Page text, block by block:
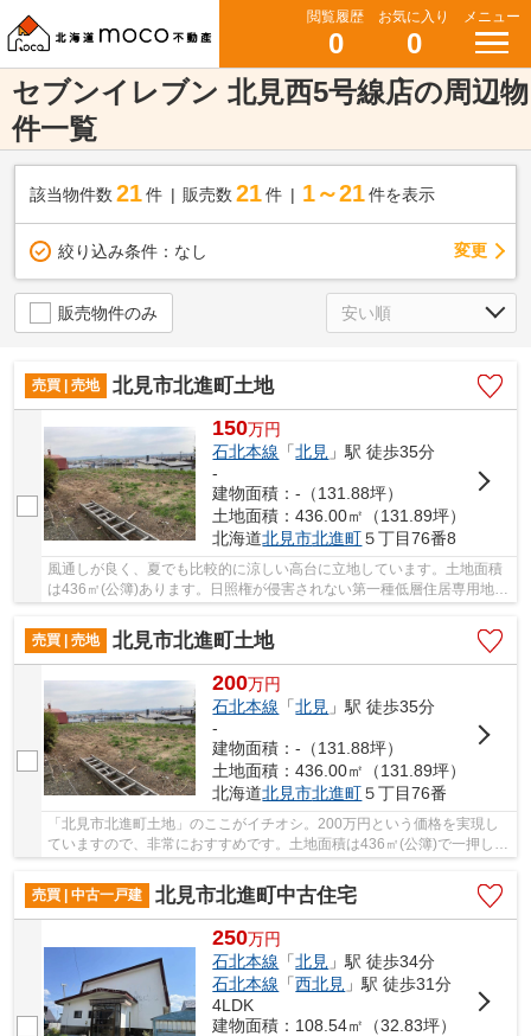
閲覧履歴
0
お気に入り
0
メニュー
セブンイレブン 北見西5号線店の周辺物
件一覧
該当物件数 21件 販売数 21 件 1～21 件を表示
絞り込み条件： なし 変更
販売物件のみ
売買 | 売地 北見市北進町土地
150万円
石北本線 「北見 」駅 徒歩35分
-
建物面積：-（131.88坪）
土地面積：436.00㎡（131.89坪）
北海道北見市北進町５丁目76番8
風通しが良く、夏でも比較的に涼しい高台に立地しています。土地面積
は436㎡(公簿)あります。日照権が侵害されない第一種低層住居専用地域
売買 | 売地
北見市北進町土地
200万円
石北本線 「北見 」駅 徒歩35分
-
建物面積：-（131.88坪）
土地面積：436.00㎡（131.89坪）
北海道北見市北進町５丁目76番
「北見市北進町土地」のここがイチオシ。200万円という価格を実現し
ていますので、非常におすすめです。土地面積は436㎡(公簿)で一押しで
売買 | 中古一戸建
北見市北進町中古住宅
250万円
石北本線 「北見 」駅 徒歩34分
石北本線 「西北見 」駅 徒歩31分
4LDK
建物面積：108.54㎡（32.83坪）